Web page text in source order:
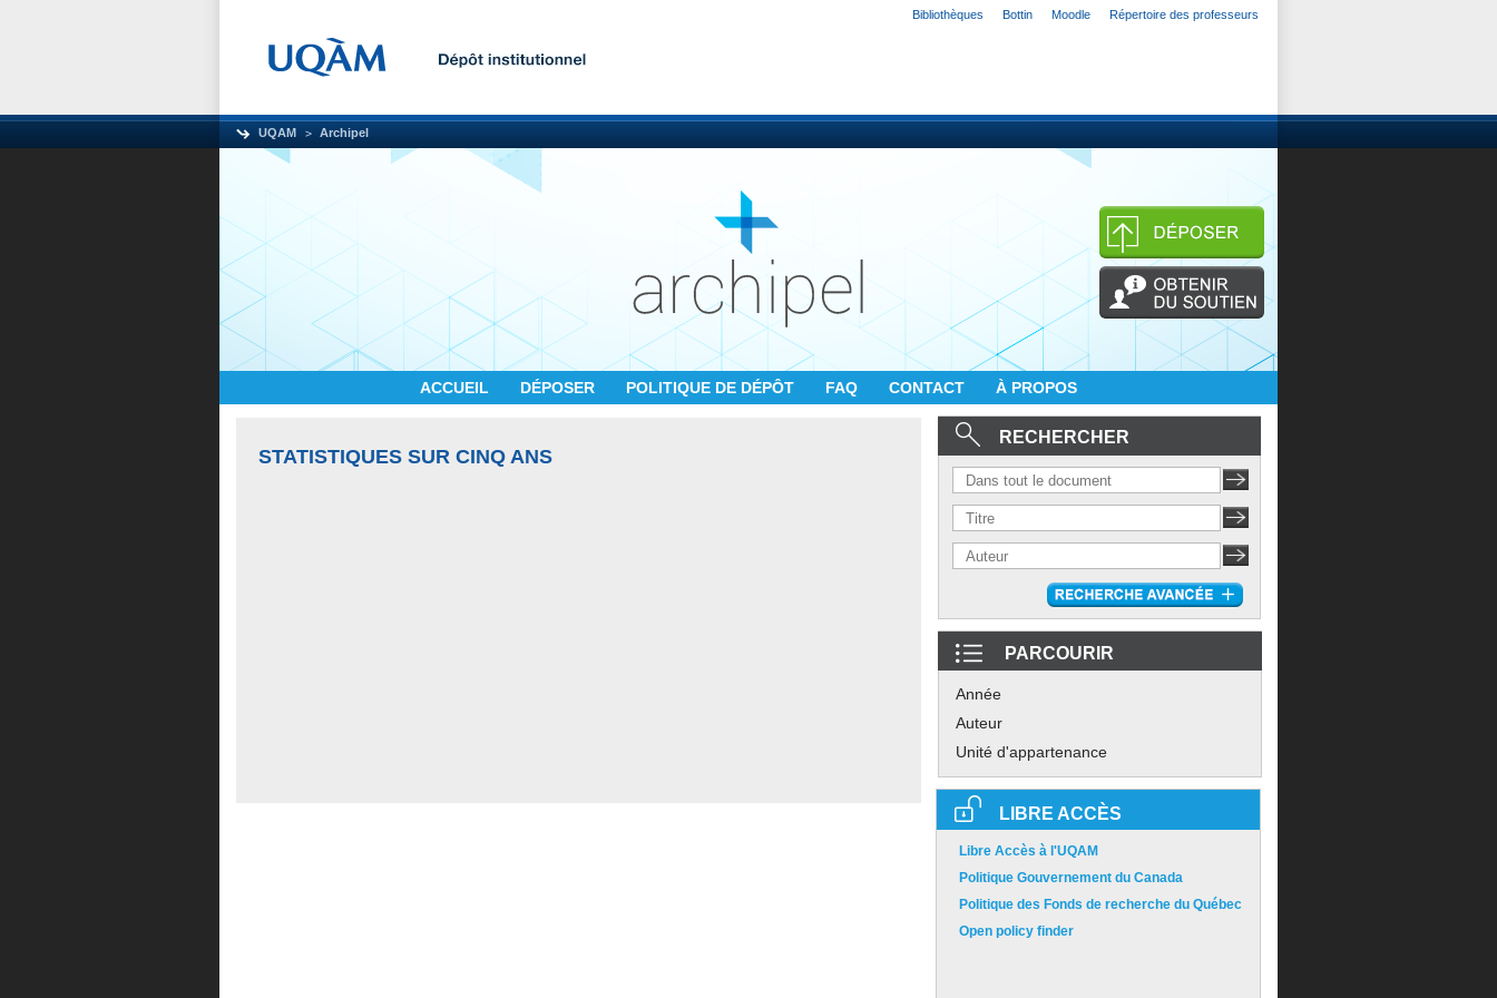
Bibliothèques Bottin Moodle Répertoire des professeurs
UQAM Archipel
ACCUEIL DÉPOSER POLITIQUE DE DÉPÔT FAQ CONTACT À PROPOS
STATISTIQUES SUR CINQ ANS
RECHERCHER
PARCOURIR
Année
Auteur
Unité d'appartenance
LIBRE ACCÈS
Libre Accès à l'UQAM
Politique Gouvernement du Canada
Politique des Fonds de recherche du Québec
Open policy finder